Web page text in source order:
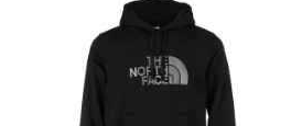
Le Sweat The North Face U Axys Hoodie offre
un mélange parfait de style urbain et de
confort. Fabriqué [...]